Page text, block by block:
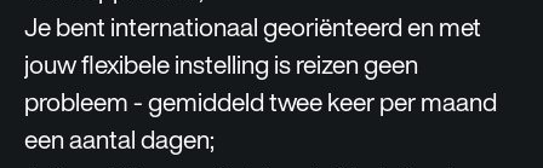
Je bent internationaal georiënteerd en met
jouw flexibele instelling is reizen geen
probleem - gemiddeld twee keer per maand
een aantal dagen;